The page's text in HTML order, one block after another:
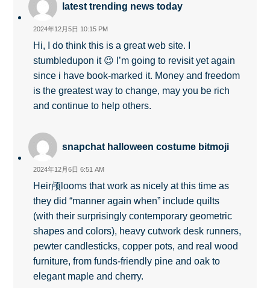
latest trending news today
2024年12月5日 10:15 PM
Hi, I do think this is a great web site. I
stumbledupon it 😉 I’m going to revisit yet again
since i have book-marked it. Money and freedom
is the greatest way to change, may you be rich
and continue to help others.
snapchat halloween costume bitmoji
2024年12月6日 6:51 AM
Heir颅looms that work as nicely at this time as
they did “manner again when” include quilts
(with their surprisingly contemporary geometric
shapes and colors), heavy cutwork desk runners,
pewter candlesticks, copper pots, and real wood
furniture, from funds-friendly pine and oak to
elegant maple and cherry.